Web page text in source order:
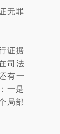
无罪
证据
司法
有一
一是
局部